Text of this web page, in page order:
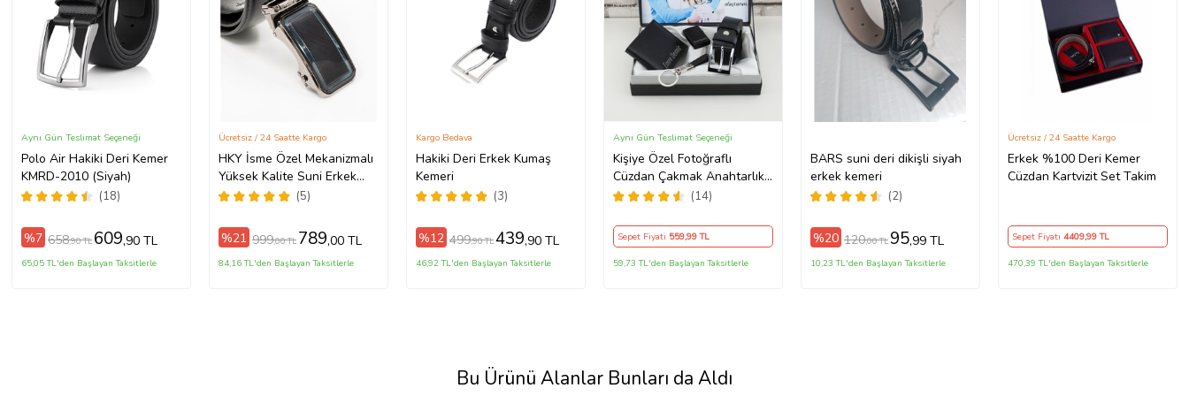
Polo Air Hakiki Deri Kemer
KMRD-2010 (Siyah)
(18)
Aynı Gün Teslimat Seçeneği
%7 658,90 TL 609,90 TL
65,05 TL'den Başlayan Taksitlerle
HKY İsme Özel Mekanizmalı
Yüksek Kalite Suni Erkek
Kemer (Siyah) (5)
Ücretsiz / 24 Saatte Kargo
%21 999,00 TL 789,00 TL
84,16 TL'den Başlayan Taksitlerle
Hakiki Deri Erkek Kumaş
Kemeri
(3)
Kargo Bedava
%12 499,90 TL439,90 TL
46,92 TL'den Başlayan Taksitlerle
Kişiye Özel Fotoğraflı
Cüzdan Çakmak Anahtarlık
Ve Kemer Set 2(14)
Aynı Gün Teslimat Seçeneği
Sepet Fiyatı 559,99 TL
59,73 TL'den Başlayan Taksitlerle
BARS suni deri dikişli siyah
erkek kemeri
(2)
%20 120,00 TL 95,99 TL
10,23 TL'den Başlayan Taksitlerle
Erkek %100 Deri Kemer
Cüzdan Kartvizit Set Takim
Ücretsiz / 24 Saatte Kargo
Sepet Fiyatı 4409,99 TL
470,39 TL'den Başlayan Taksitlerle
Bu Ürünü Alanlar Bunları da Aldı